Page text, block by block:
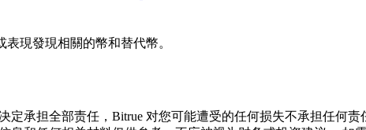
表現發現相關的幣和替代幣。
承担全部责任，Bitrue 对您可能遭受的任何损失不承担任何